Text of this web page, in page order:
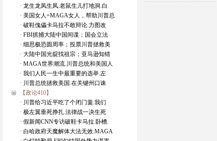
· 龙生龙凤生凤.老鼠生儿打地洞.白
· 美国女人=MAGA女人，帮助川普总
· 破鞋傀儡卡马拉不敢辩论.力图改
· FBI抓捕大陆中国间谍；国会立法
· 细思极恐圆周率；投票川普拯救美
· 大陆中国光腚找祖宗；亚马逊知错
· MAGA世界潮流.川普总统和美国人
· 我们人民一生中最重要的选举.左
· 川普总统拯救美国.在关键州口诛
【政论410】
· 川普给习近平吃了个闭门羹.我们
· 极左翼垂死挣扎.法律战一决生死
· 假新闻CNN专访破鞋卡马拉.卧槽.
· 白哈政府天魔解体大法无效.MAGA